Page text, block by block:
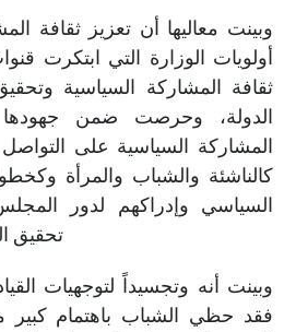
وبينت معاليها أن تعزيز ثقافة
أولويات الوزارة التي ابتكرت
ثقافة المشاركة السياسية
الدولة، وحرصت ضمن جهودها
المشاركة السياسية على
كالناشئة والشباب والمرأة
السياسي وإدراكهم لدور
تحقيق
وبينت أنه وتجسيداً لتوجهيات
فقد حظي الشباب باهتمام كبير